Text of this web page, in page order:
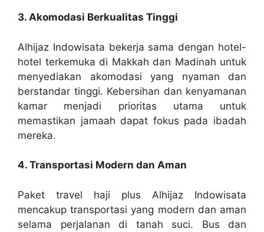
3. Akomodasi Berkualitas Tinggi
Alhijaz Indowisata bekerja sama dengan hotel-
hotel terkemuka di Makkah dan Madinah untuk
menyediakan akomodasi yang nyaman dan
berstandar tinggi. Kebersihan dan kenyamanan
kamar menjadi prioritas utama untuk
memastikan jamaah dapat fokus pada ibadah
mereka.
4. Transportasi Modern dan Aman
Paket travel haji plus Alhijaz Indowisata
mencakup transportasi yang modern dan aman
selama perjalanan di tanah suci. Bus dan